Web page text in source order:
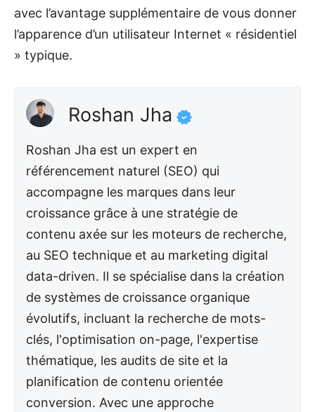
avec l’avantage supplémentaire de vous donner
l’apparence d’un utilisateur Internet « résidentiel
» typique.
Roshan Jha
Roshan Jha est un expert en
référencement naturel (SEO) qui
accompagne les marques dans leur
croissance grâce à une stratégie de
contenu axée sur les moteurs de recherche,
au SEO technique et au marketing digital
data-driven. Il se spécialise dans la création
de systèmes de croissance organique
évolutifs, incluant la recherche de mots-
clés, l'optimisation on-page, l'expertise
thématique, les audits de site et la
planification de contenu orientée
conversion. Avec une approche